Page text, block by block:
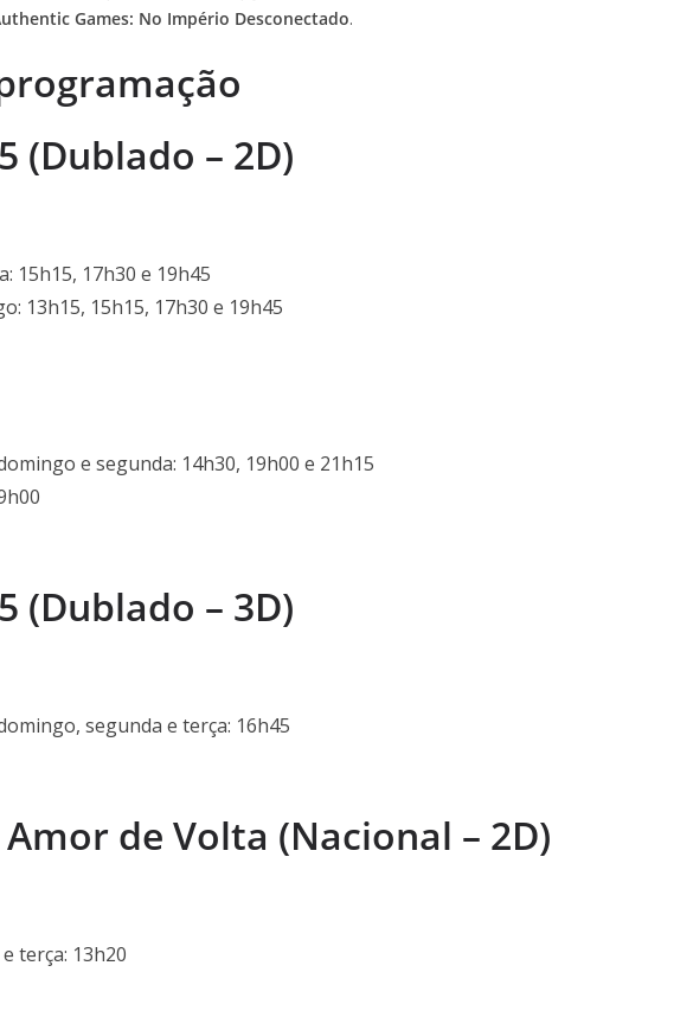
Games: No Império Desconectado.
(Dublado – 2D)
15h15, 17h30 e 19h45
13h15, 15h15, 17h30 e 19h45
e segunda: 14h30, 19h00 e 21h15
(Dublado – 3D)
segunda e terça: 16h45
de Volta (Nacional – 2D)
terça: 13h20